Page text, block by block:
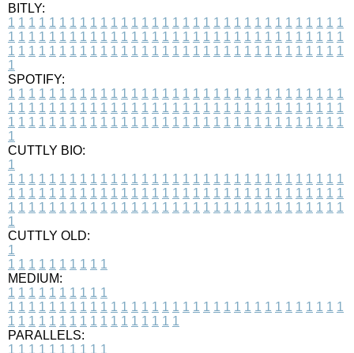
BITLY:
1 1 1 1 1 1 1 1 1 1 1 1 1 1 1 1 1 1 1 1 1 1 1 1 1 1 1 1 1 1 1 1 1
1 1 1 1 1 1 1 1 1 1 1 1 1 1 1 1 1 1 1 1 1 1 1 1 1 1 1 1 1 1 1 1 1
1 1 1 1 1 1 1 1 1 1 1 1 1 1 1 1 1 1 1 1 1 1 1 1 1 1 1 1 1 1 1 1 1
1
SPOTIFY:
1 1 1 1 1 1 1 1 1 1 1 1 1 1 1 1 1 1 1 1 1 1 1 1 1 1 1 1 1 1 1 1 1
1 1 1 1 1 1 1 1 1 1 1 1 1 1 1 1 1 1 1 1 1 1 1 1 1 1 1 1 1 1 1 1 1
1 1 1 1 1 1 1 1 1 1 1 1 1 1 1 1 1 1 1 1 1 1 1 1 1 1 1 1 1 1 1 1 1
1
CUTTLY BIO:
1
1 1 1 1 1 1 1 1 1 1 1 1 1 1 1 1 1 1 1 1 1 1 1 1 1 1 1 1 1 1 1 1 1
1 1 1 1 1 1 1 1 1 1 1 1 1 1 1 1 1 1 1 1 1 1 1 1 1 1 1 1 1 1 1 1 1
1 1 1 1 1 1 1 1 1 1 1 1 1 1 1 1 1 1 1 1 1 1 1 1 1 1 1 1 1 1 1 1 1
1
CUTTLY OLD:
1
1 1 1 1 1 1 1 1 1 1
MEDIUM:
1 1 1 1 1 1 1 1 1 1
1 1 1 1 1 1 1 1 1 1 1 1 1 1 1 1 1 1 1 1 1 1 1 1 1 1 1 1 1 1 1 1 1
1 1 1 1 1 1 1 1 1 1 1 1 1 1 1 1 1
PARALLELS:
1 1 1 1 1 1 1 1 1 1